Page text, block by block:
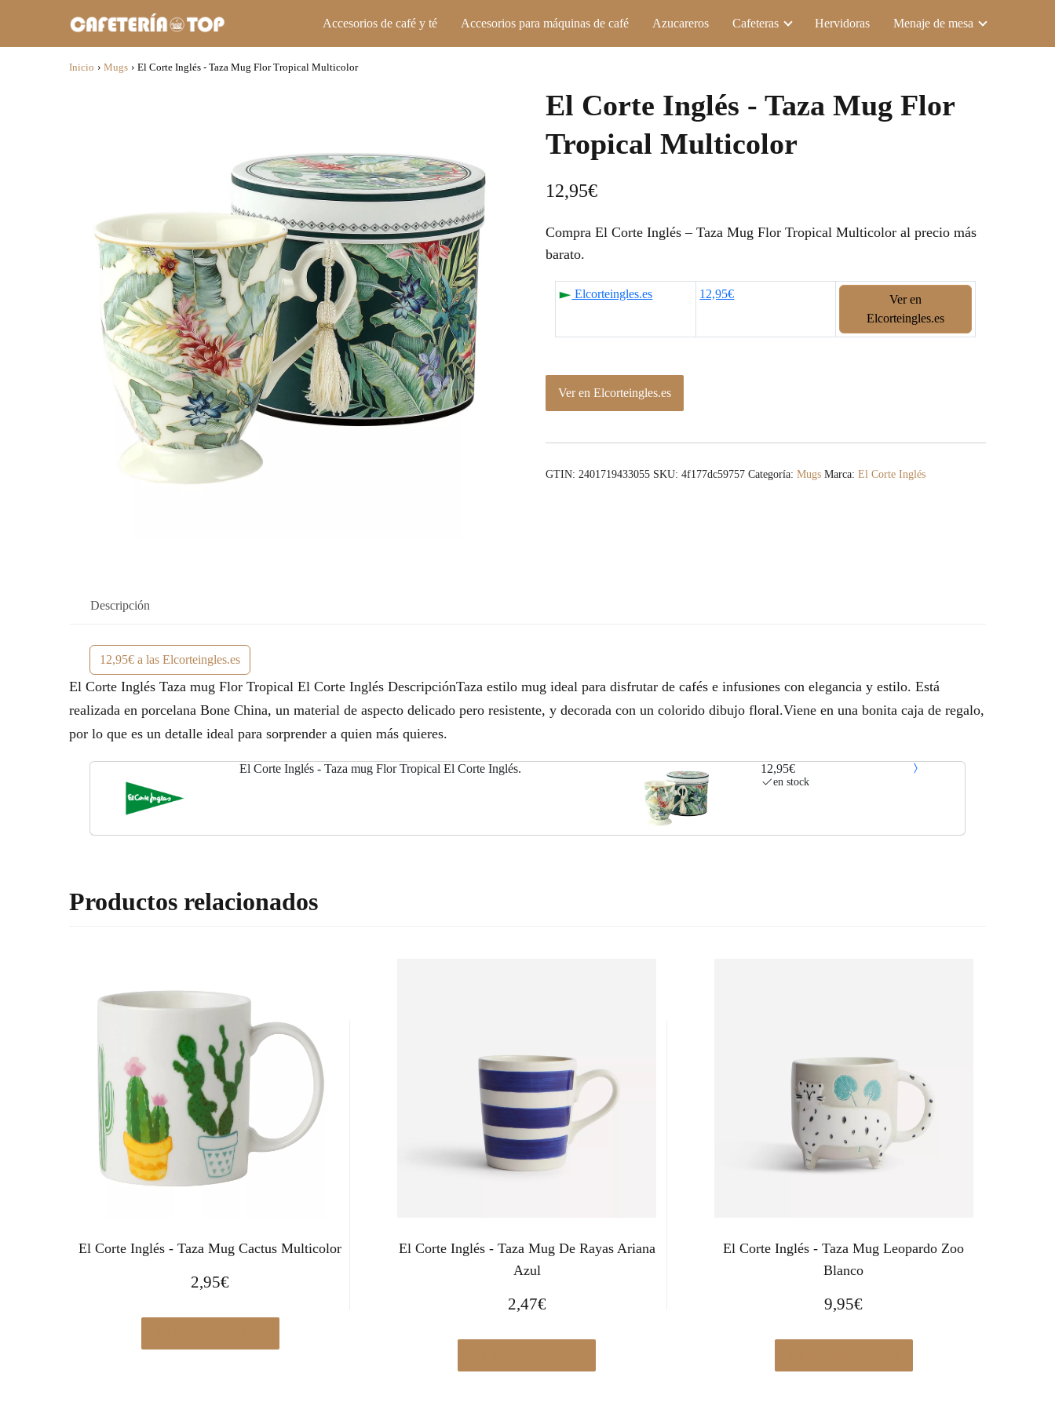
Accesorios de café y té Accesorios para máquinas de café Azucareros Cafeteras Hervidoras Menaje de mesa
Inicio › Mugs › El Corte Inglés - Taza Mug Flor Tropical Multicolor
El Corte Inglés - Taza Mug Flor
Tropical Multicolor
12,95€
Compra El Corte Inglés – Taza Mug Flor Tropical Multicolor al precio más
barato.
Elcorteingles.es 12,95€
Ver en
Elcorteingles.es
Ver en Elcorteingles.es
GTIN: 2401719433055 SKU:4f177dc59757 Categoría:Mugs Marca:El Corte Inglés
Descripción
12,95€ a las Elcorteingles.es
El Corte Inglés Taza mug Flor Tropical El Corte Inglés DescripciónTaza estilo mug ideal para disfrutar de cafés e infusiones con elegancia y estilo. Está
realizada en porcelana Bone China, un material de aspecto delicado pero resistente, y decorada con un colorido dibujo floral.Viene en una bonita caja de regalo,
por lo que es un detalle ideal para sorprender a quien más quieres.
El Corte Inglés - Taza mug Flor Tropical El Corte Inglés. 12,95€
en stock
Productos relacionados
El Corte Inglés - Taza Mug Cactus Multicolor
2,95€
El Corte Inglés - Taza Mug De Rayas Ariana
Azul
2,47€
El Corte Inglés - Taza Mug Leopardo Zoo
Blanco
9,95€